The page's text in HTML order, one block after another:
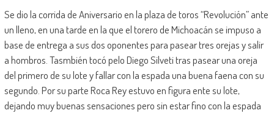
Se dio la corrida de Aniversario en la plaza de toros “Revolución” ante
un lleno, en una tarde en la que el torero de Michoacán se impuso a
base de entrega a sus dos oponentes para pasear tres orejas y salir
a hombros. Tasmbién tocó pelo Diego Silveti tras pasear una oreja
del primero de su lote y fallar con la espada una buena faena con su
segundo. Por su parte Roca Rey estuvo en figura ente su lote,
dejando muy buenas sensaciones pero sin estar fino con la espada